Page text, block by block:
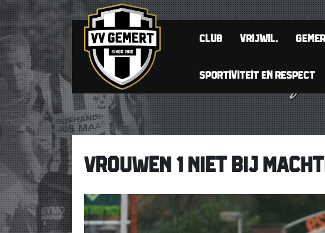
CLUB VRIJWIL.
SPORTIVITEIT EN RESPECT
VROUWEN 1 NIET BIJ